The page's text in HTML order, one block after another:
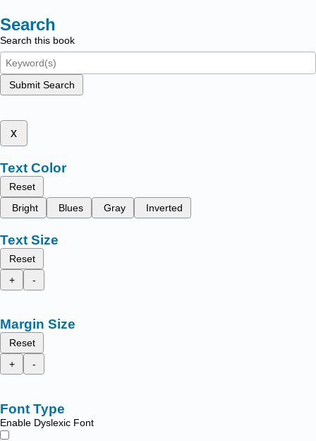
Search
Search this book
Submit Search
x
Text Color
Reset
Bright
Blues Gray Inverted
Text Size
Reset
+
-
Margin Size
Reset
+
-
Font Type
Enable Dyslexic Font